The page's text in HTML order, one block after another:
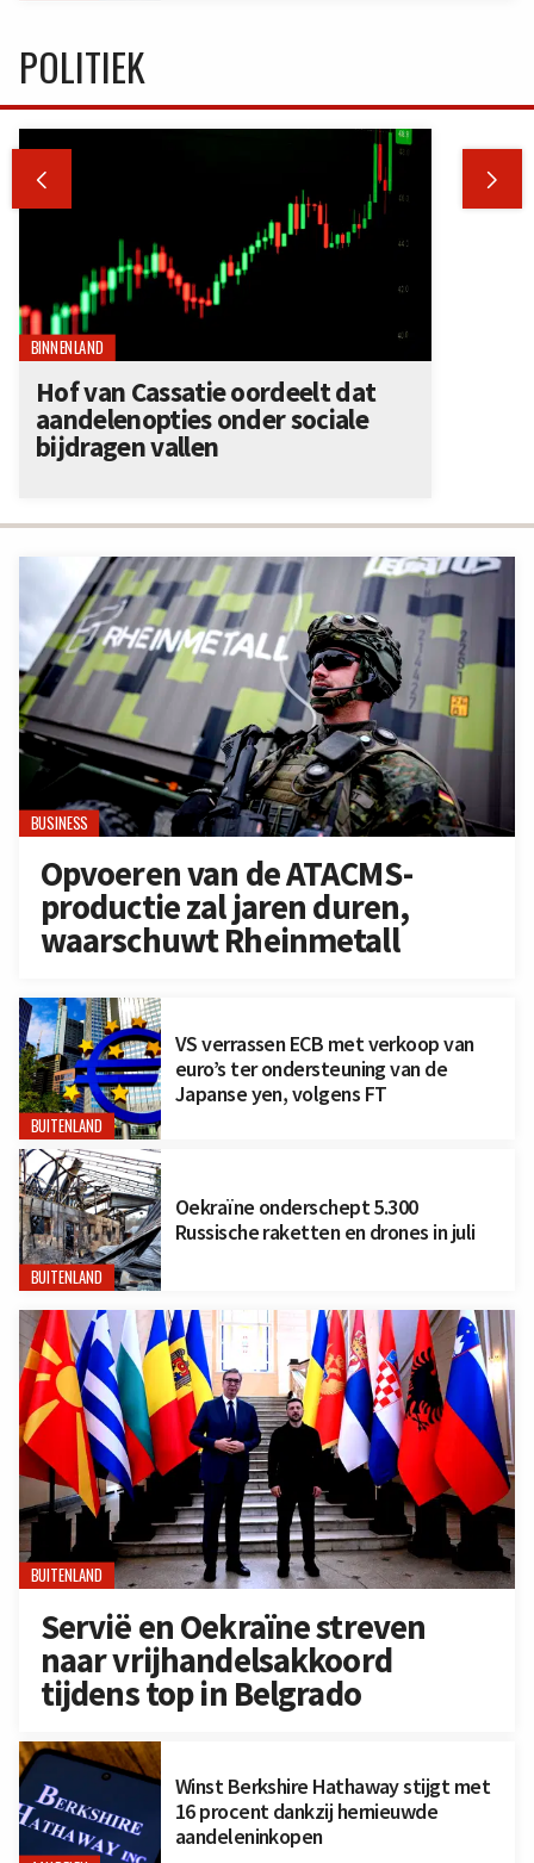
BUSINESS
Opvoeren van de ATACMS-
productie zal jaren duren,
waarschuwt Rheinmetall
BUITENLAND
VS verrassen ECB met verkoop van
euro’s ter ondersteuning van de
Japanse yen, volgens FT
BUITENLAND
Oekraïne onderschept 5.300
Russische raketten en drones in juli
BUITENLAND
Servië en Oekraïne streven
naar vrijhandelsakkoord
tijdens top in Belgrado
Winst Berkshire Hathaway stijgt met
16 procent dankzij hernieuwde
aandeleninkopen
POLITIEK
 
BINNENLAND
Hof van Cassatie oordeelt dat
aandelenopties onder sociale
bijdragen vallen